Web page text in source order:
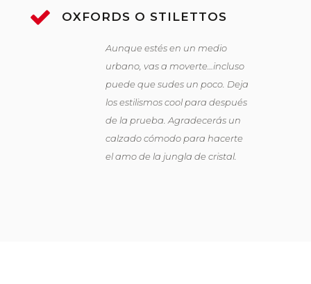
OXFORDS O STILETTOS
Aunque estés en un medio
urbano, vas a moverte…incluso
puede que sudes un poco. Deja
los estilismos cool para después
de la prueba. Agradecerás un
calzado cómodo para hacerte
el amo de la jungla de cristal.